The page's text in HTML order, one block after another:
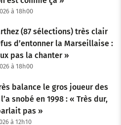
à 18h00
(87 sélections) très clair
d’entonner la Marseillaise :
pas la chanter »
à 18h00
balance le gros joueur des
snobé en 1998 : « Très dur,
pas »
à 12h10